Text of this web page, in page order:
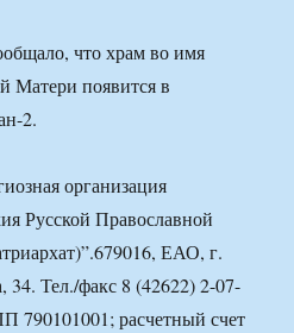
что храм во имя
Матери появится в
2.
организация
Русской Православной
ЕАО, г.
Тел./факс 8 (42622) 2-07-
расчетный счет